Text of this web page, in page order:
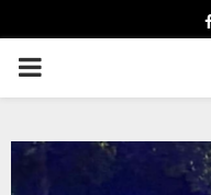
PRIMARY